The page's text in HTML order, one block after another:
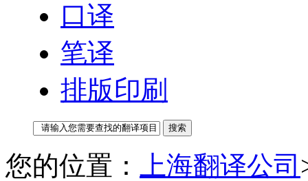
口译
笔译
排版印刷
您的位置： 上海翻译公司